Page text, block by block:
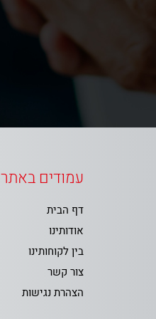
עמודים באתר
דף הבית
אודותינו
בין לקוחותינו
צור קשר
הצהרת נגישות